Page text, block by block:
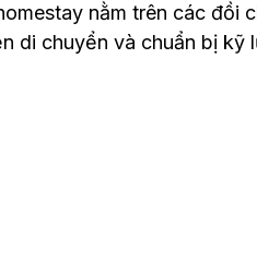
nằm trên các đồi
di chuyển và chuẩn bị kỹ